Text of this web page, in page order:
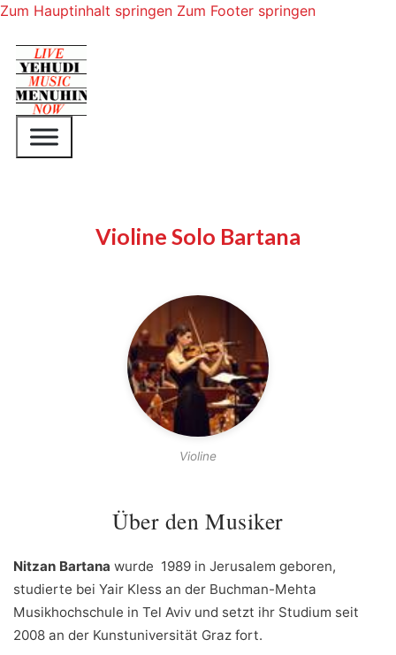
Zum Hauptinhalt springen Zum Footer springen
Violine Solo Bartana
Violine
Über den Musiker
Nitzan Bartana wurde 1989 in Jerusalem geboren,
studierte bei Yair Kless an der Buchman-Mehta
Musikhochschule in Tel Aviv und setzt ihr Studium seit
2008 an der Kunstuniversität Graz fort.